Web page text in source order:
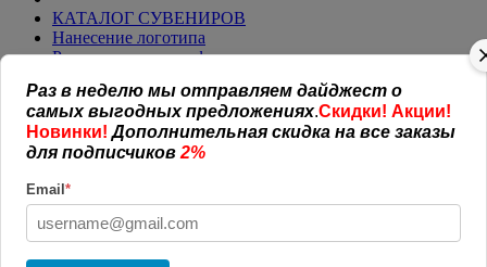
КАТАЛОГ СУВЕНИРОВ
Нанесение логотипа
Рекламная полиграфия
Открытая информация
СОГЛАШЕНИЕ (ОФЕРТА )
УСЛОВИЯ И ГАРАНТИИ
Наши работы
Обратная связь
ГлавнаяКАТАЛОГ СУВЕНИРОВ
Раз в неделю мы отправляем дайджест о
самых выгодных предложениях.Скидки! Акции!
Новинки!Дополнительная скидка на все заказы
для подписчиков2%
Email *